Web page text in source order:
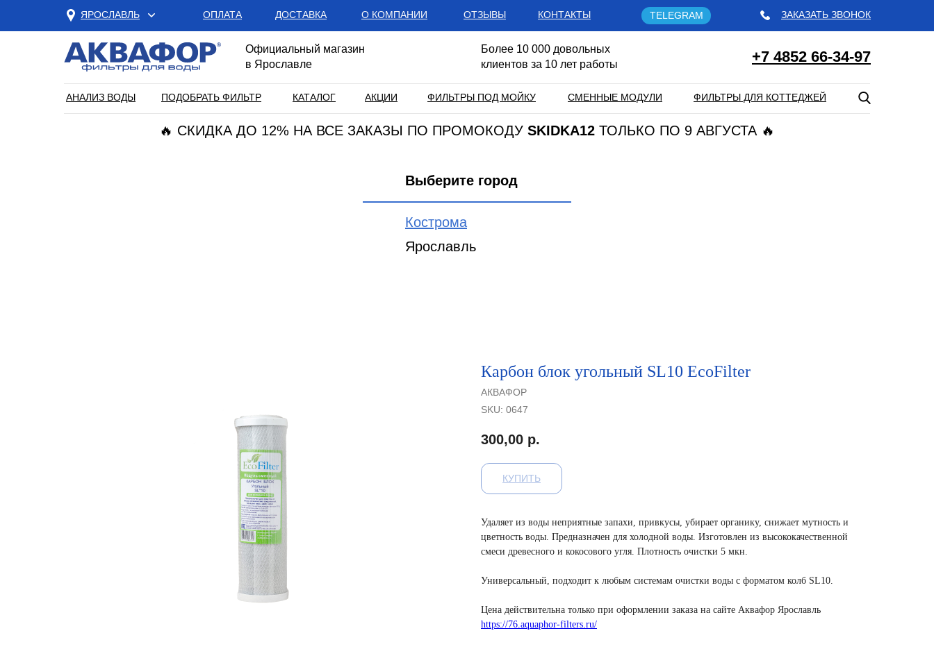
+7 4852 66-34-97
КАТАЛОГ
ЯРОСЛАВЛЬ
АКЦИИ ФИЛЬТРЫ ПОД МОЙКУ СМЕННЫЕ МОДУЛИ
ЗАКАЗАТЬ ЗВОНОК
ФИЛЬТРЫ ДЛЯ КОТТЕДЖЕЙ
ПОДОБРАТЬ ФИЛЬТР
АНАЛИЗ ВОДЫ
Официальный магазин
в Ярославле
🔥 СКИДКА ДО 12% НА ВСЕ ЗАКАЗЫ ПО ПРОМОКОДУ SKIDKA12 ТОЛЬКО ПО 9 АВГУСТА 🔥
ОПЛАТА ДОСТАВКА О КОМПАНИИ ОТЗЫВЫ КОНТАКТЫ TELEGRAM
Более 10 000 довольных
клиентов за 10 лет работы
Кострома
Ярославль
Выберите город
Карбон блок угольный SL10 EcoFilter
АКВАФОР
SKU: 0647
300,00 р.
КУПИТЬ
Удаляет из воды неприятные запахи, привкусы, убирает органику, снижает мутность и
цветность воды. Предназначен для холодной воды. Изготовлен из высококачественной
смеси древесного и кокосового угля. Плотность очистки 5 мкн.
Универсальный, подходит к любым системам очистки воды с форматом колб SL10.
Цена действительна только при оформлении заказа на сайте Аквафор Ярославль
https://76.aquaphor-filters.ru/